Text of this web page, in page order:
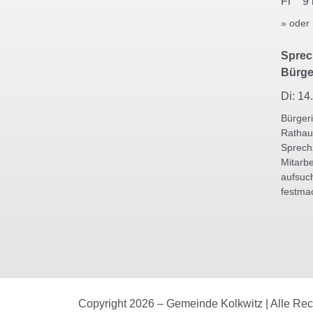
» oder
Di:
Copyright 2026 – Gemeinde Kolkwitz | Alle